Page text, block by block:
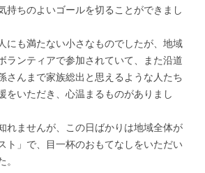
持ちのよいゴールを切ることができまし
にも満たない小さなものでしたが、地域
ランティアで参加されていて、また沿道
さんまで家族総出と思えるような人たち
をいただき、心温まるものがありまし
れませんが、この日ばかりは地域全体が
ト」で、目一杯のおもてなしをいただい